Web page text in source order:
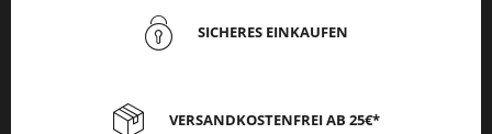
SICHERES EINKAUFEN
VERSANDKOSTENFREI AB 25€*